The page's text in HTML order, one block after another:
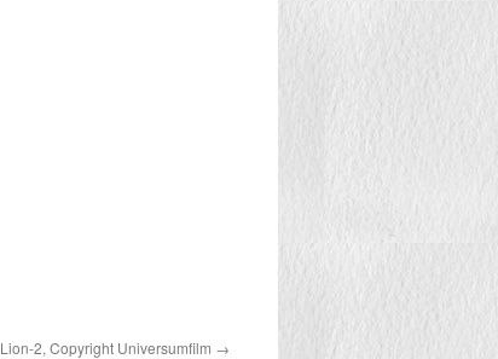
Lion-2, Copyright Universumfilm